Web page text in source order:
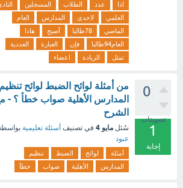
اذا عدد الطلاب المسجلين
العلمي
لاحدى المدارس
العام
الماضي
78طالبا أصبح
هاذا
العام94طالبا
فإن العبارة
العددية
تمثل
الزيادة اعضاء
0
تصويتات
1
إجابة
من أمثلة لوائح الضبط لوائح تنظيم
المدارس الأهلية صواب خطأ ؟ -
الشرح
سُئل مايو 4 في تصنيف أسئلة تعليمية
عبود
أمثلة لوائح الضبط
تنظيم
المدارس
الأهلية صواب خطأ